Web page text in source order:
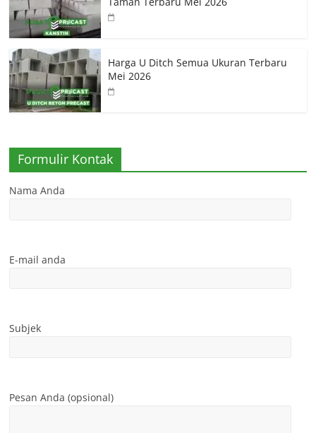
Harga U Ditch Semua Ukuran Terbaru
Mei 2026
Formulir Kontak
Nama Anda
E-mail anda
Subjek
Pesan Anda (opsional)